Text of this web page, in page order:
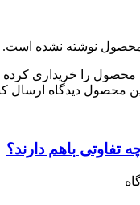
محصول نوشته نشده است.
را خریداری کرده
محصول دیدگاه ارسال
تفاوتی باهم دارند؟